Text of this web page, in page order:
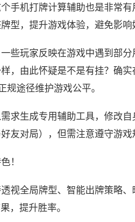
手机打牌计算辅助也是非常
型，提升游戏体验，避免影响
些玩家反映在游戏中遇到部
，由此怀疑是不是有挂？确
途径维护游戏公平。
求生成专用辅助工具，修改
友对局），但需注意遵守游戏
！
视全局牌型、智能出牌策略
，提升胜率。